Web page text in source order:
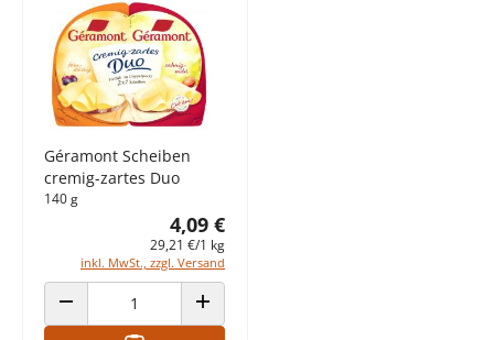
Géramont Scheiben
cremig-zartes Duo
140 g
4,09 €
29,21 €/1 kg
inkl. MwSt., zzgl. Versand
ANZAHL VERRINGERN ANZAHL ERHÖHEN